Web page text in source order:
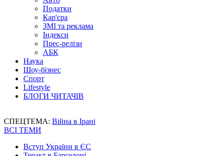
Податки
Кар'єра
ЗМІ та реклама
Індекси
Прес-релізи
АБК
Наука
Шоу-бізнес
Спорт
Lifestyle
БЛОГИ ЧИТАЧІВ
СПЕЦТЕМА: Війна в Ірані
ВСІ ТЕМИ
Вступ України в ЄС